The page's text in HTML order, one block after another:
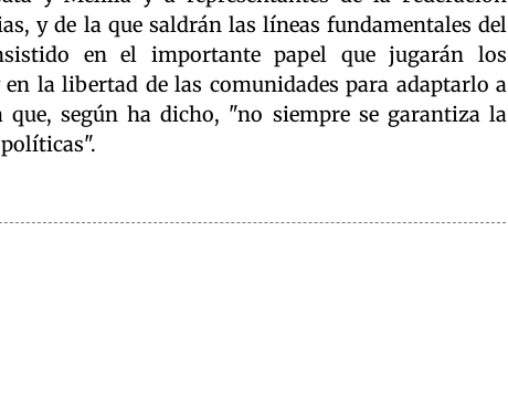
y de la que saldrán las líneas fundamentales del
en el importante papel que jugarán los
la libertad de las comunidades para adaptarlo a
que, según ha dicho, "no siempre se garantiza la